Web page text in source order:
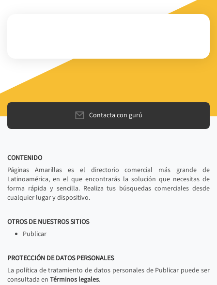
Contacta con gurú
CONTENIDO
Páginas Amarillas es el directorio comercial más grande de
Latinoamérica, en el que encontrarás la solución que necesitas de
forma rápida y sencilla. Realiza tus búsquedas comerciales desde
cualquier lugar y dispositivo.
OTROS DE NUESTROS SITIOS
Publicar
PROTECCIÓN DE DATOS PERSONALES
La política de tratamiento de datos personales de Publicar puede ser
consultada en Términos legales.